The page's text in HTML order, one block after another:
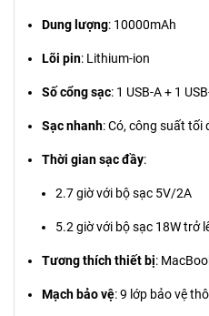
Dung lượng: 10000mAh
Lõi pin: Lithium-ion
Số cổng sạc: 1 USB-A + 1
Sạc nhanh: Có, công suất tối
Thời gian sạc đầy:
2.7 giờ với bộ sạc 5V/2A
5.2 giờ với bộ sạc 18W trở
Tương thích thiết bị:
Mạch bảo vệ: 9 lớp bảo vệ